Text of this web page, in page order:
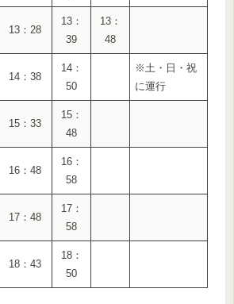
13：28
13：
39
13：
48
14：38
14：
50
※土・日・祝
に運行
15：33
15：
48
16：48
16：
58
17：48
17：
58
18：43
18：
50